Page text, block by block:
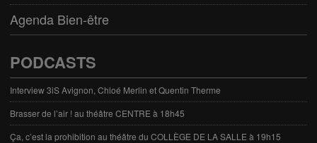
Agenda Bien-être
PODCASTS
Interview 3iS Avignon, Chloé Merlin et Quentin Therme
Brasser de l’air ! au théâtre CENTRE à 18h45
Ça, c’est la prohibition au théâtre du COLLÈGE DE LA SALLE à 19h15